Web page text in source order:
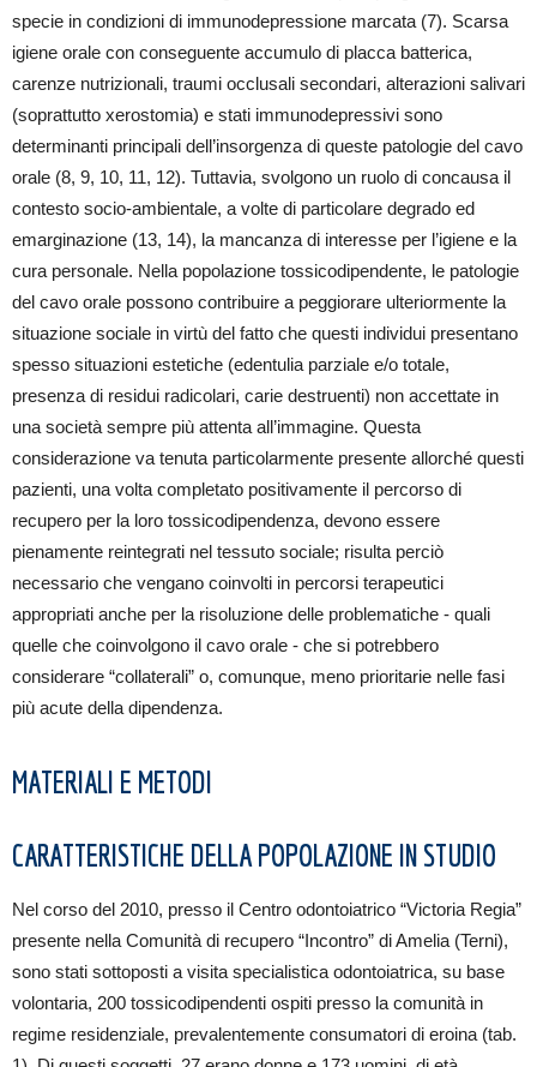
specie in condizioni di immunodepressione marcata (7). Scarsa
igiene orale con conseguente accumulo di placca batterica,
carenze nutrizionali, traumi occlusali secondari, alterazioni salivari
(soprattutto xerostomia) e stati immunodepressivi sono
determinanti principali dell’insorgenza di queste patologie del cavo
orale (8, 9, 10, 11, 12). Tuttavia, svolgono un ruolo di concausa il
contesto socio-ambientale, a volte di particolare degrado ed
emarginazione (13, 14), la mancanza di interesse per l’igiene e la
cura personale. Nella popolazione tossicodipendente, le patologie
del cavo orale possono contribuire a peggiorare ulteriormente la
situazione sociale in virtù del fatto che questi individui presentano
spesso situazioni estetiche (edentulia parziale e/o totale,
presenza di residui radicolari, carie destruenti) non accettate in
una società sempre più attenta all’immagine. Questa
considerazione va tenuta particolarmente presente allorché questi
pazienti, una volta completato positivamente il percorso di
recupero per la loro tossicodipendenza, devono essere
pienamente reintegrati nel tessuto sociale; risulta perciò
necessario che vengano coinvolti in percorsi terapeutici
appropriati anche per la risoluzione delle problematiche - quali
quelle che coinvolgono il cavo orale - che si potrebbero
considerare “collaterali” o, comunque, meno prioritarie nelle fasi
più acute della dipendenza.
MATERIALI E METODI
CARATTERISTICHE DELLA POPOLAZIONE IN STUDIO
Nel corso del 2010, presso il Centro odontoiatrico “Victoria Regia”
presente nella Comunità di recupero “Incontro” di Amelia (Terni),
sono stati sottoposti a visita specialistica odontoiatrica, su base
volontaria, 200 tossicodipendenti ospiti presso la comunità in
regime residenziale, prevalentemente consumatori di eroina (tab.